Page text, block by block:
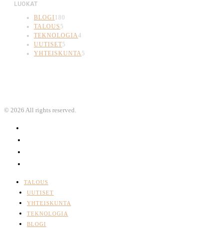
LUOKAT
BLOGI180
TALOUS 5
TEKNOLOGIA4
UUTISET5
YHTEISKUNTA5
© 2026 All rights reserved.
TALOUS
UUTISET
YHTEISKUNTA
TEKNOLOGIA
BLOGI